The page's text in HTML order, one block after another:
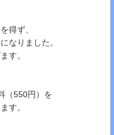
得ず、
なりました。
す。
（550円）を
す。